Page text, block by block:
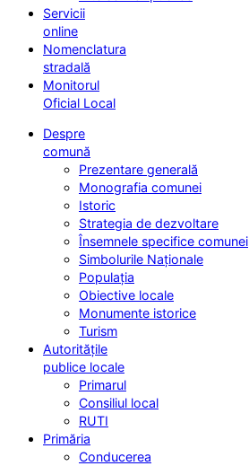
Servicii
online
Nomenclatura
stradală
Monitorul
Oficial Local
Despre
comună
Prezentare generală
Monografia comunei
Istoric
Strategia de dezvoltare
Însemnele specifice comunei
Simbolurile Naționale
Populația
Obiective locale
Monumente istorice
Turism
Autoritățile
publice locale
Primarul
Consiliul local
RUTI
Primăria
Conducerea